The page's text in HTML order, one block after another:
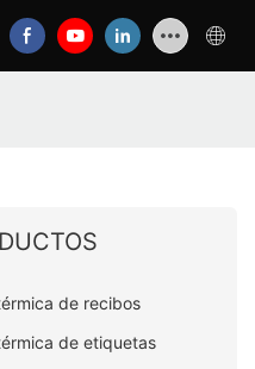
FAQ
de recibos
de etiquetas